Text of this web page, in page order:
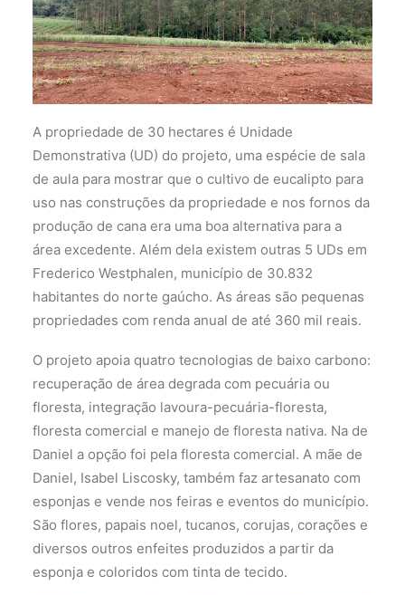
A propriedade de 30 hectares é Unidade
Demonstrativa (UD) do projeto, uma espécie de sala
de aula para mostrar que o cultivo de eucalipto para
uso nas construções da propriedade e nos fornos da
produção de cana era uma boa alternativa para a
área excedente. Além dela existem outras 5 UDs em
Frederico Westphalen, município de 30.832
habitantes do norte gaúcho. As áreas são pequenas
propriedades com renda anual de até 360 mil reais.
O projeto apoia quatro tecnologias de baixo carbono:
recuperação de área degrada com pecuária ou
floresta, integração lavoura-pecuária-floresta,
floresta comercial e manejo de floresta nativa. Na de
Daniel a opção foi pela floresta comercial. A mãe de
Daniel, Isabel Liscosky, também faz artesanato com
esponjas e vende nos feiras e eventos do município.
São flores, papais noel, tucanos, corujas, corações e
diversos outros enfeites produzidos a partir da
esponja e coloridos com tinta de tecido.